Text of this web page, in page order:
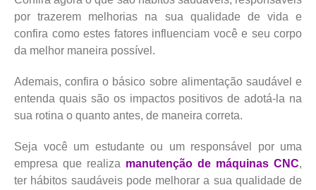
por trazerem melhorias na sua qualidade de vida e
confira como estes fatores influenciam você e seu corpo
da melhor maneira possível.
Ademais, confira o básico sobre alimentação saudável e
entenda quais são os impactos positivos de adotá-la na
sua rotina o quanto antes, de maneira correta.
Seja você um estudante ou um responsável por uma
empresa que realiza manutenção de máquinas CNC,
ter hábitos saudáveis pode melhorar a sua qualidade de